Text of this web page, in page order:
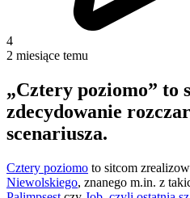
4
2 miesiące temu
„Cztery poziomo” to
zdecydowanie
scenariusza.
Cztery poziomo to sitcom
Niewolskiego, znanego m.in. z